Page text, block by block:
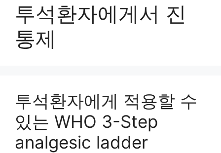
투석환자에게서 진
통제
투석환자에게 적용할 수
있는 WHO 3-Step
analgesic ladder